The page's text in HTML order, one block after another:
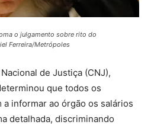
o julgamento sobre rito do
Ferreira/Metrópoles
de Justiça (CNJ),
que todos os
informar ao órgão os salários
detalhada, discriminando